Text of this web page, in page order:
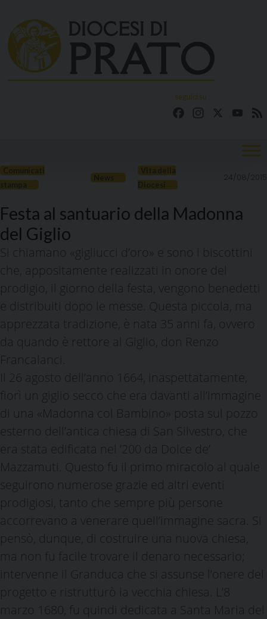
content
seguici su
FacebookInstagram
24/08/2015
Festa al santuario della Madonna
del Giglio
Si chiamano «gigliucci d’oro» e sono i biscottini
che, appositamente realizzati in onore del
prodigio, il giorno della festa, vengono benedetti
e distribuiti dopo le messe. Questa piccola, ma
apprezzata tradizione, è nata 35 anni fa, ovvero
da quando è rettore al Giglio, don Renzo
Francalanci.
Il 26 agosto dell’anno 1664, inaspettatamente,
fiorì un giglio secco che era davanti all’immagine
di una «Madonna col Bambino» posta sul pozzo
esterno dell’antica chiesa di San Silvestro, che
era stata edificata nel ’200 da Dolce de’
Mazzamuti. Questo fu il primo miracolo al quale
seguirono numerose grazie ed altri eventi
prodigiosi, tanto che sempre più persone
accorrevano a venerare quell’immagine sacra. Si
pensò, dunque, di costruire una nuova chiesa,
ma non fu facile trovare il denaro necessario;
intervenne il Granduca che si assunse l’onere del
progetto e ristrutturò la vecchia chiesa. L’8
marzo 1680, fu quindi dedicata a Santa Maria del